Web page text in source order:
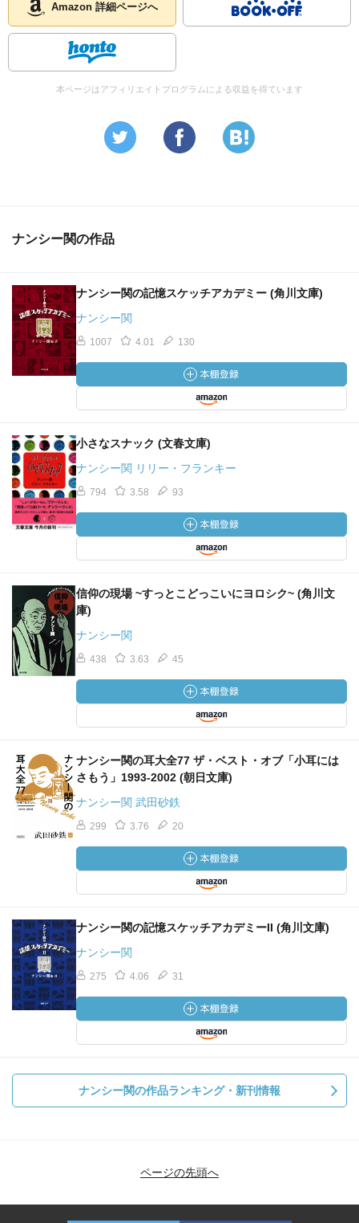
Amazon 詳細ページへ
本ページはアフィリエイトプログラムによる収益を得ています
ナンシー関の作品
ナンシー関の記憶スケッチアカデミー (角川文庫)
ナンシー関
1007 4.01 130
小さなスナック (文春文庫)
ナンシー関 リリー・フランキー
794 3.58 93
信仰の現場 ~すっとこどっこいにヨロシク~ (角川文
庫)
ナンシー関
438 3.63 45
ナンシー関の耳大全77 ザ・ベスト・オブ「小耳には
さもう」1993-2002 (朝日文庫)
ナンシー関 武田砂鉄
299 3.76 20
ナンシー関の記憶スケッチアカデミーII (角川文庫)
ナンシー関
275 4.06 31
ナンシー関の作品ランキング・新刊情報
ページの先頭へ